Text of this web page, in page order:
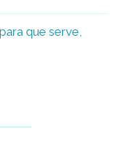
que serve,